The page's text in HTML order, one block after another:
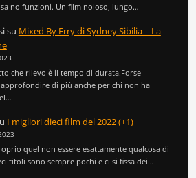
no funzioni. Un film noioso, lungo…
su Mixed By Erry di Sydney Sibilia – La
che rilevo è il tempo di durata.Forse
approfondire di più anche per chi non ha
I migliori dieci film del 2022 (+1)
quel non essere esattamente qualcosa di
titoli sono sempre pochi e ci si fissa dei…